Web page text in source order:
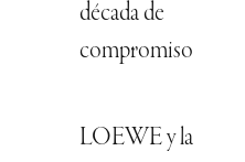
década de
compromiso
LOEWE y la